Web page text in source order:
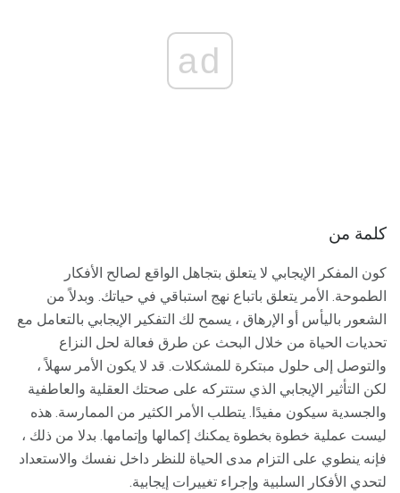
ad
كلمة من
كون المفكر الإيجابي لا يتعلق بتجاهل الواقع لصالح الأفكار
الطموحة. الأمر يتعلق باتباع نهج استباقي في حياتك. وبدلاً من
الشعور باليأس أو الإرهاق ، يسمح لك التفكير الإيجابي بالتعامل مع
تحديات الحياة من خلال البحث عن طرق فعالة لحل النزاع
والتوصل إلى حلول مبتكرة للمشكلات. قد لا يكون الأمر سهلاً ،
لكن التأثير الإيجابي الذي ستتركه على صحتك العقلية والعاطفية
والجسدية سيكون مفيدًا. يتطلب الأمر الكثير من الممارسة. هذه
ليست عملية خطوة بخطوة يمكنك إكمالها وإتمامها. بدلا من ذلك ،
فإنه ينطوي على التزام مدى الحياة للنظر داخل نفسك والاستعداد
لتحدي الأفكار السلبية وإجراء تغييرات إيجابية.